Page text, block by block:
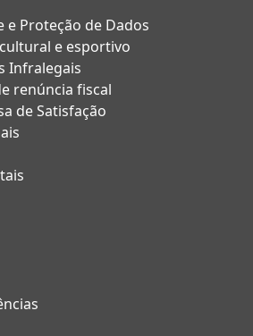
e Proteção de Dados
e esportivo
Infralegais
renúncia fiscal
de Satisfação